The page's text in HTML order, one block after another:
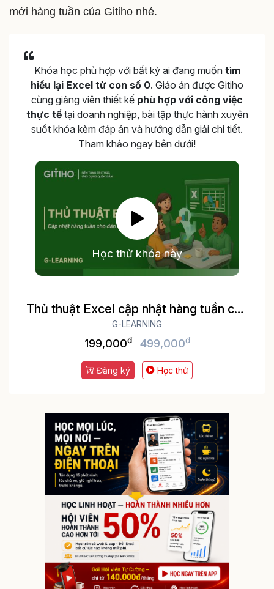
mới hàng tuần của Gitiho nhé.
Khóa học phù hợp với bất kỳ ai đang muốn tìm
hiểu lại Excel từ con số 0. Giáo án được Gitiho
cùng giảng viên thiết kế phù hợp với công việc
thực tếtại doanh nghiệp, bài tập thực hành xuyên
suốt khóa kèm đáp án và hướng dẫn giải chi tiết.
Tham khảo ngay bên dưới!
Học thử khóa này
Thủ thuật Excel cập nhật hàng tuần cho
dân văn phòng
G-LEARNING
199,000đ 499,000đ
Đăng ký Học thử